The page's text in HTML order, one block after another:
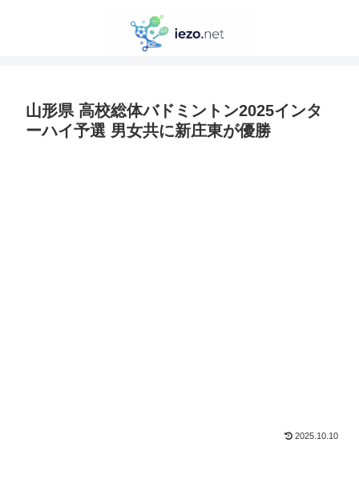
山形県 高校総体バドミントン2025インタ
ーハイ予選 男女共に新庄東が優勝
2025.10.10